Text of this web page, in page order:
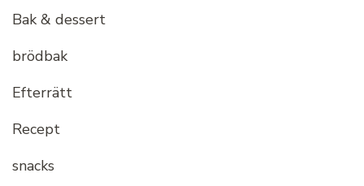
Bak & dessert
brödbak
Efterrätt
Recept
snacks